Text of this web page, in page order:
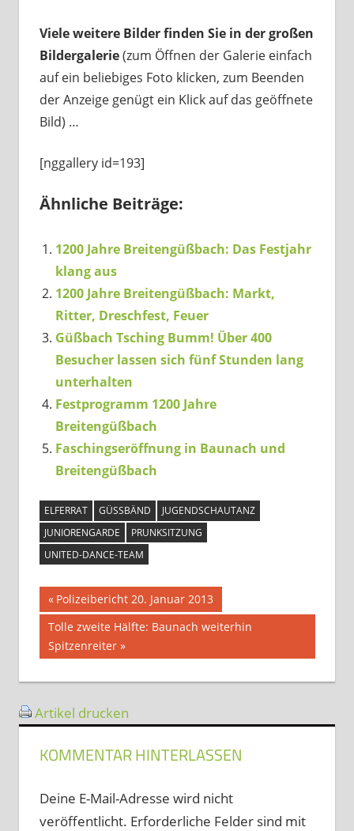
Viele weitere Bilder finden Sie in der großen
Bildergalerie(zum Öffnen der Galerie einfach
auf ein beliebiges Foto klicken, zum Beenden
der Anzeige genügt ein Klick auf das geöffnete
Bild) …
[nggallery id=193]
Ähnliche Beiträge:
1200 Jahre Breitengüßbach: Das Festjahr
klang aus
1200 Jahre Breitengüßbach: Markt,
Ritter, Dreschfest, Feuer
Güßbach Tsching Bumm! Über 400
Besucher lassen sich fünf Stunden lang
unterhalten
Festprogramm 1200 Jahre
Breitengüßbach
Faschingseröffnung in Baunach und
Breitengüßbach
ELFERRAT GÜSSBÄND
JUGENDSCHAUTANZ
JUNIORENGARDE
PRUNKSITZUNG
UNITED-DANCE-TEAM
Beitragsnavigation
Vorheriger
Beitrag:
Polizeibericht 20. Januar 2013
Nächster
Beitrag:
Tolle zweite Hälfte: Baunach weiterhin
Spitzenreiter
Artikel drucken
KOMMENTAR HINTERLASSEN
Deine E-Mail-Adresse wird nicht
veröffentlicht. Erforderliche Felder sind mit